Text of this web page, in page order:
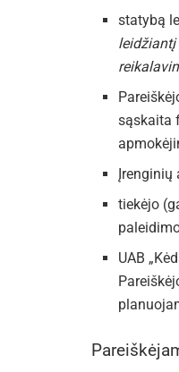
statybą
leidžiantį
sąskaita
tiekėjo
UAB